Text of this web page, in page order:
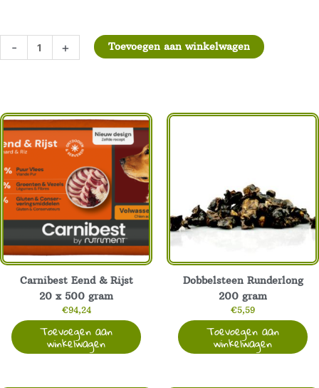
-
Wild
Hondenvoer
100
gram
aantal
+ Toevoegen aan winkelwagen
Carnibest Eend & Rijst
20 x 500 gram
€94,24
Toevoegen aan
winkelwagen
Dobbelsteen Runderlong
200 gram
€5,59
Toevoegen aan
winkelwagen